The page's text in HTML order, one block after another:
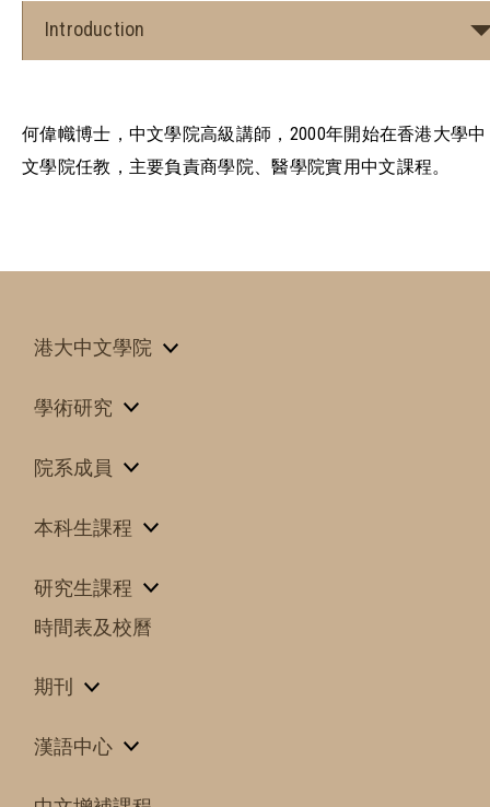
Introduction
何偉幟博士，中文學院高級講師，2000年開始在香港大學中
文學院任教，主要負責商學院、醫學院實用中文課程。
港大中文學院
學術研究
院系成員
本科生課程
研究生課程
時間表及校曆
期刊
漢語中心